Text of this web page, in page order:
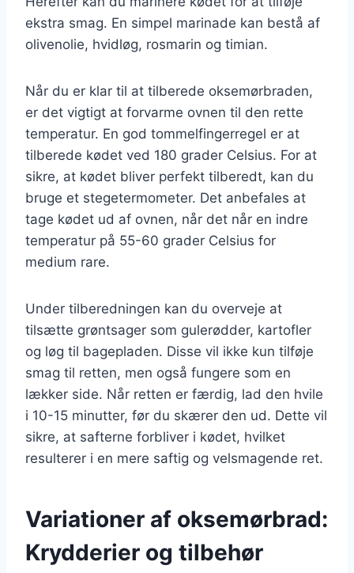
ekstra smag. En simpel marinade kan bestå af
olivenolie, hvidløg, rosmarin og timian.
Når du er klar til at tilberede oksemørbraden,
er det vigtigt at forvarme ovnen til den rette
temperatur. En god tommelfingerregel er at
tilberede kødet ved 180 grader Celsius. For at
sikre, at kødet bliver perfekt tilberedt, kan du
bruge et stegetermometer. Det anbefales at
tage kødet ud af ovnen, når det når en indre
temperatur på 55-60 grader Celsius for
medium rare.
Under tilberedningen kan du overveje at
tilsætte grøntsager som gulerødder, kartofler
og løg til bagepladen. Disse vil ikke kun tilføje
smag til retten, men også fungere som en
lækker side. Når retten er færdig, lad den hvile
i 10-15 minutter, før du skærer den ud. Dette vil
sikre, at safterne forbliver i kødet, hvilket
resulterer i en mere saftig og velsmagende ret.
Variationer af oksemørbrad:
Krydderier og tilbehør